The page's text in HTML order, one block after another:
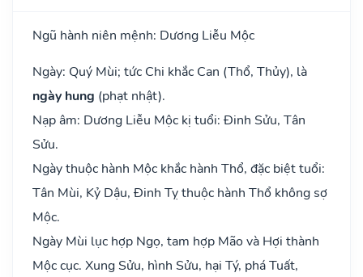
Ngũ hành niên mệnh: Dương Liễu Mộc
Ngày: Quý Mùi; tức Chi khắc Can (Thổ, Thủy), là
ngày hung (phạt nhật).
Nạp âm: Dương Liễu Mộc kị tuổi: Đinh Sửu, Tân
Sửu.
Ngày thuộc hành Mộc khắc hành Thổ, đặc biệt tuổi:
Tân Mùi, Kỷ Dậu, Đinh Tỵ thuộc hành Thổ không sợ
Mộc.
Ngày Mùi lục hợp Ngọ, tam hợp Mão và Hợi thành
Mộc cục. Xung Sửu, hình Sửu, hại Tý, phá Tuất,